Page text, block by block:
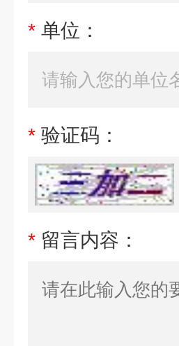
* 单位：
* 验证码：
* 留言内容：